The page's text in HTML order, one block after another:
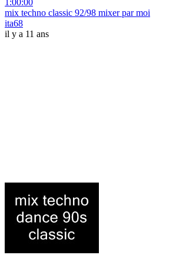
1:00:00
mix techno classic 92/98 mixer par moi
ita68
il y a 11 ans